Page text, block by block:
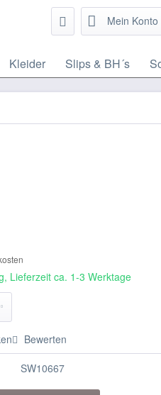
Mein Konto
Kleider Slips & BH´s
Lieferzeit ca. 1-3 Werktage
Bewerten
SW10667